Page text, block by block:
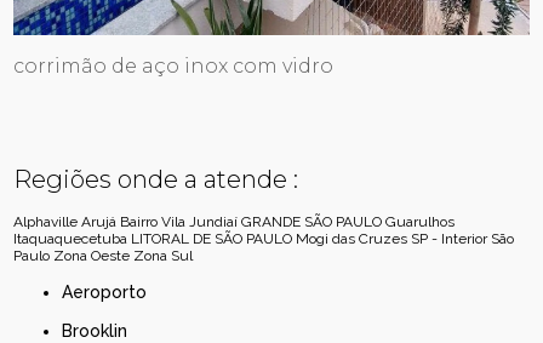
corrimão de aço inox com vidro
Regiões onde a atende :
Alphaville Arujá Bairro Vila Jundiaí GRANDE SÃO PAULO Guarulhos
Itaquaquecetuba LITORAL DE SÃO PAULO Mogi das Cruzes SP - Interior São
Paulo Zona Oeste Zona Sul
Aeroporto
Brooklin